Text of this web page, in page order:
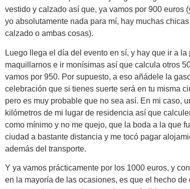
vestido y calzado así que, ya vamos por 900 euros
yo absolutamente nada para mí, hay muchas
calzado o ambas cosas).
Luego llega el día del evento en sí, y hay que ir a
maquillarnos e ir monísimas así que calcula otros
vamos por 950. Por supuesto, a eso añádele la
celebración que si tienes suerte será en tu misma
pero es muy probable que no sea así. En mi caso,
kilómetros de mi lugar de residencia así que
como mínimo y no me quejo, que la boda a la que
ciudad a bastante distancia y me tocó pagar
además del transporte.
Y ya vamos prácticamente por los 1000 euros, y
en la mayoría de las ocasiones, es que el hecho